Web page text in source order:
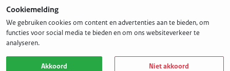
Cookiemelding
We gebruiken cookies om content en advertenties aan te bieden, om
functies voor social media te bieden en om ons websiteverkeer te
analyseren.
Akkoord Niet akkoord